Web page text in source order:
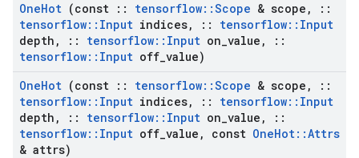
OneHot (const :: tensorflow::Scope & scope ,
::
tensorflow:: Input indices, :: tensorflow:: Input
depth , :: tensorflow:: Input on value ,
::
tensorflow:: Input off value)
OneHot (const :: tensorflow::Scope & scope ,
::
tensorflow:: Input indices, :: tensorflow:: Input
depth , :: tensorflow:: Input on value ,
::
tensorflow:: Input off value , const OneHot::Attrs
& attrs)